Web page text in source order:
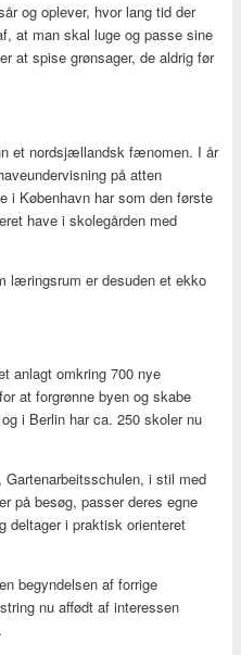
og oplever, hvor lang tid der
at man skal luge og passe sine
at spise grønsager, de aldrig før
et nordsjællandsk fænomen. I år
på atten
i København har som den første
have i skolegården med
læringsrum er desuden et ekko
anlagt omkring 700 nye
at forgrønne byen og skabe
i Berlin har ca. 250 skoler nu
i stil med
på besøg, passer deres egne
deltager i praktisk orienteret
begyndelsen af forrige
nu affødt af interessen